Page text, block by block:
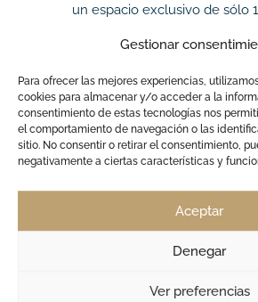
Gestionar
Para ofrecer las mejores experiencias,
cookies para almacenar y/o acceder a la
consentimiento de estas tecnologías nos
el comportamiento de navegación o las
sitio. No consentir o retirar el consentimiento,
negativamente a ciertas características y
Aceptar
Denegar
Ver preferencias
un espacio exclusivo de sólo
Experimental en el Born
Con un laboratorio propio y
bebidas de producción
Stravinsky es pura alquimia.
técnicas artesanales,
propias y destilados como el
el "Camp Nou", es una receta
desafía los sentidos.